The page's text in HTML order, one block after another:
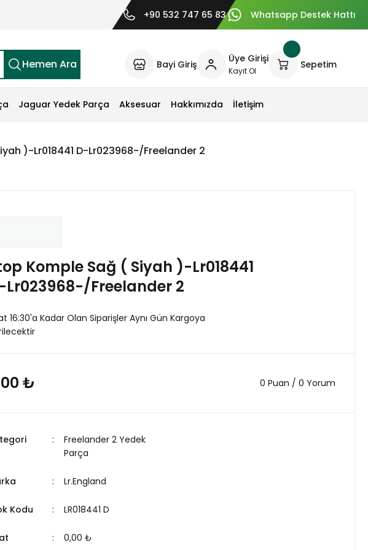
+90 532 747 65 83 Whatsapp Destek Hattı
Hemen Ara Bayi Giriş Üye Girişi
Kayıt Ol
Sepetim
Jaguar Yedek Parça Aksesuar Hakkımızda İletişim
)-Lr018441 D-Lr023968-/Freelander 2
Komple Sağ ( Siyah )-Lr018441
Lr023968-/Freelander 2
16:30'a Kadar Olan Siparişler Aynı Gün Kargoya
₺ 0 Puan / 0 Yorum
Freelander 2 Yedek
Parça
Lr.England
Kodu LR018441 D
0,00 ₺